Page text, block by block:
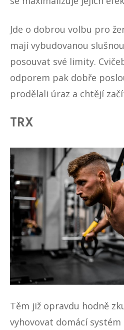
Jde o dobrou volbu pro
mají vybudovanou
posouvat své limity.
odporem pak dobře
prodělali úraz a chtějí
TRX
Těm již opravdu hodně
vyhovovat domácí systém